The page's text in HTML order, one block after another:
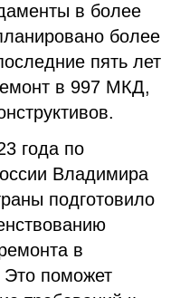
в более
более
пять лет
в 997 МКД,
года по
Владимира
подготовило
в
Это поможет